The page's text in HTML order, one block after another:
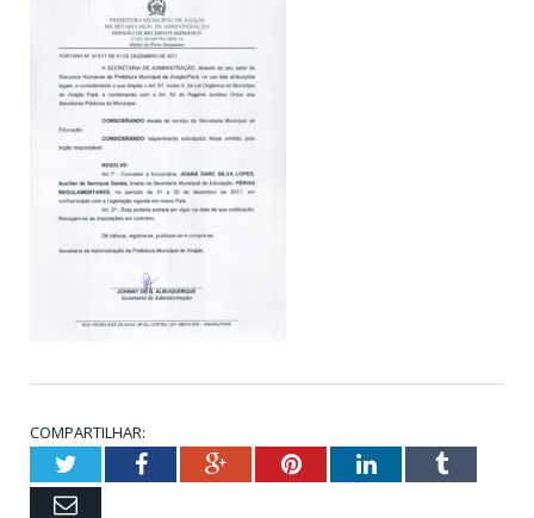
COMPARTILHAR:
TwitterFacebookGoogle+PinterestLinkedInTumblr
Email